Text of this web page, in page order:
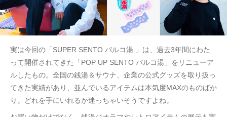
実は今回の「SUPER SENTO パルコ湯 」は、過去3年間にわた
って開催されてきた「POP UP SENTO パルコ湯」をリニューア
ルしたもの。全国の銭湯＆サウナ、企業の公式グッズを取り扱っ
てきた実績があり、並んでいるアイテムは本気度MAXのものばか
り。どれを手にいれるか迷っちゃいそうですよね。